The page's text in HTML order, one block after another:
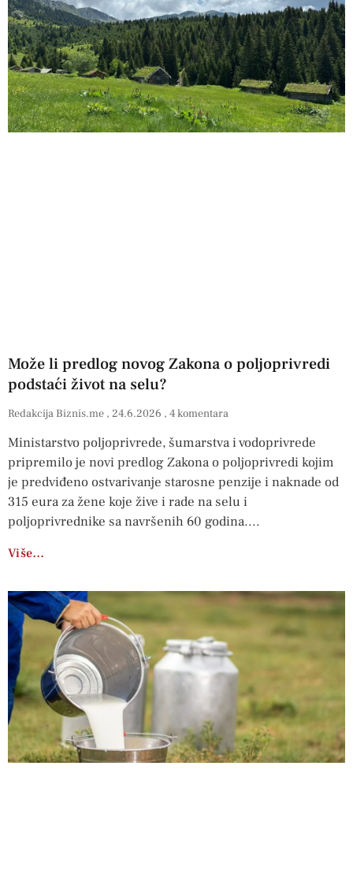
Može li predlog novog Zakona o poljoprivredi
podstaći život na selu?
Redakcija Biznis.me 24.6.2026 4 komentara
Ministarstvo poljoprivrede, šumarstva i vodoprivrede
pripremilo je novi predlog Zakona o poljoprivredi kojim
je predviđeno ostvarivanje starosne penzije i naknade od
315 eura za žene koje žive i rade na selu i
poljoprivrednike sa navršenih 60 godina.
Više…